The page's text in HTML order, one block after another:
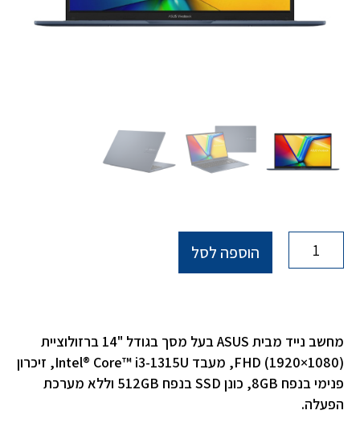
הוספה לסל
מחשב נייד מבית ASUS בעל מסך בגודל "14 ברזולוציית
FHD (1920×1080), מעבד Intel® Core™ i3-1315U, זיכרון
פנימי בנפח 8GB, כונן SSD בנפח 512GB וללא מערכת
הפעלה.